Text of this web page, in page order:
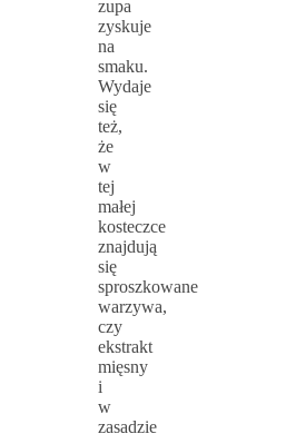
zupa
zyskuje
na
smaku.
Wydaje
się
też,
że
w
tej
małej
kosteczce
znajdują
się
sproszkowane
warzywa,
czy
ekstrakt
mięsny
i
w
zasadzie